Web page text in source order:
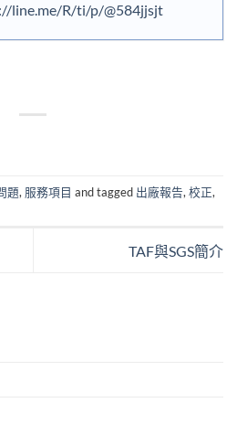
line.me/R/ti/p/@584jjsjt
題, 服務項目 and tagged 出廠報告, 校正,
TAF與SGS簡介